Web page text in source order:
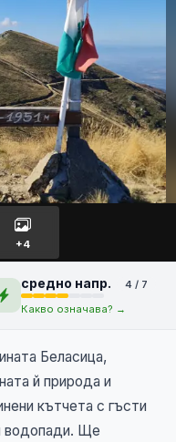
на
+4
средно напр.
4 / 7
Какво означава? →
Беласица,
й природа и
кътчета с гъсти
водопади. Ще